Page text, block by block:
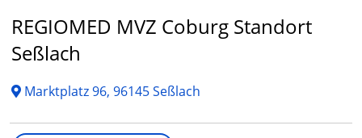
REGIOMED MVZ Coburg Standort
Seßlach
Marktplatz 96, 96145 Seßlach